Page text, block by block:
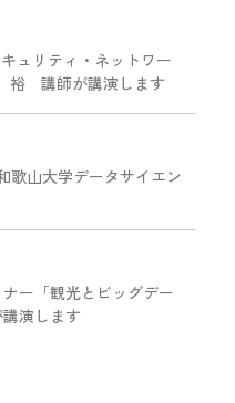
ュリティ・ネットワー
裕 講師が講演します
歌山大学データサイエン
ー「観光とビッグデー
演します